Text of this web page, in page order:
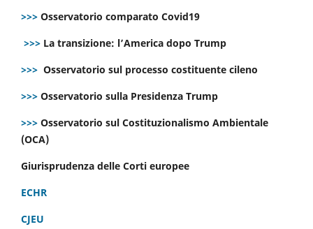
>>> Osservatorio comparato Covid19
>>> La transizione: l’America dopo Trump
>>> Osservatorio sul processo costituente cileno
>>> Osservatorio sulla Presidenza Trump
>>> Osservatorio sul Costituzionalismo Ambientale
(OCA)
Giurisprudenza delle Corti europee
ECHR
CJEU